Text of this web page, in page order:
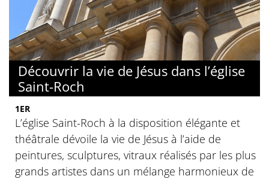
Découvrir la vie de Jésus dans l’église
Saint-Roch
1ER
L’église Saint-Roch à la disposition élégante et
théâtrale dévoile la vie de Jésus à l’aide de
peintures, sculptures, vitraux réalisés par les plus
grands artistes dans un mélange harmonieux de